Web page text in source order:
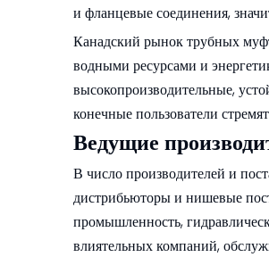
и фланцевые соединения,
Канадский рынок трубных
водными ресурсами и
высокопроизводительные,
конечные пользователи
Ведущие
В число производителей и
дистрибьюторы и нишевые
промышленность,
влиятельных компаний,